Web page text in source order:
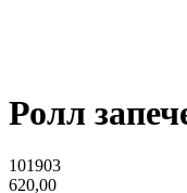
Ролл
101903
620,00